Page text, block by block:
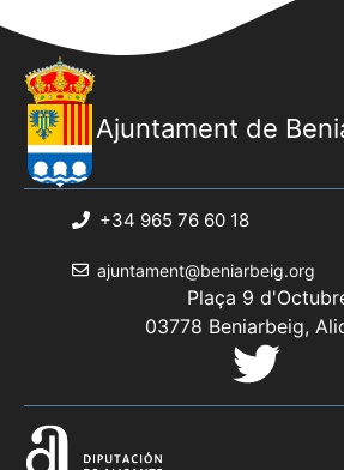
Ajuntament de
+34 965 76 60 18
ajuntament@beniarbeig.org
Plaça 9
03778 Beniarbeig,